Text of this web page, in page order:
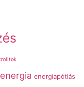
energia energiapótlás